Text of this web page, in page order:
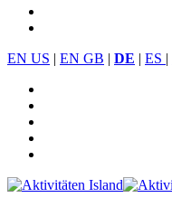
EN US | EN GB | DE | ES |